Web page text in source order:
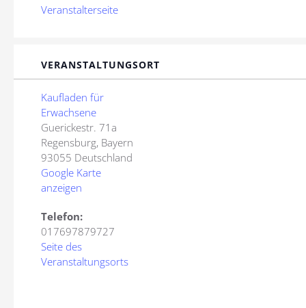
Veranstalterseite
VERANSTALTUNGSORT
Kaufladen für
Erwachsene
Guerickestr. 71a
Regensburg, Bayern
93055 Deutschland
Google Karte
anzeigen
Telefon:
017697879727
Seite des
Veranstaltungsorts